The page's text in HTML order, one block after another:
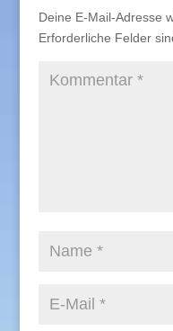
Deine E-Mail-Adresse
Erforderliche Felder